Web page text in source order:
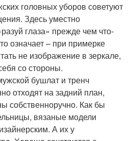
головных уборов советуют
Здесь уместно
глаза» прежде чем что-
означает – при примерке
не изображение в зеркале,
со стороны.
бушлат и тренч
отходят на задний план,
собственноручно. Как бы
вязаные модели
А их у